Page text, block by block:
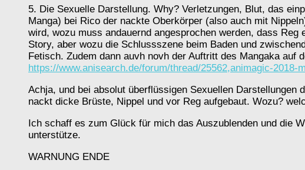
5. Die Sexuelle Darstellung. Why? Verletzungen, Blut, das
Manga) bei Rico der nackte Oberkörper (also auch mit
wird, wozu muss andauernd angesprochen werden, dass
Story, aber wozu die Schlussszene beim Baden und
Fetisch. Zudem dann auvh novh der Auftritt des Mangaka auf
https://www.anisearch.de/forum/thread/25562,animagic-
Achja, und bei absolut überflüssigen Sexuellen
nackt dicke Brüste, Nippel und vor Reg aufgebaut. Wozu?
Ich schaff es zum Glück für mich das Auszublenden und die
unterstütze.
WARNUNG ENDE